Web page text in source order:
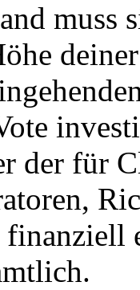
muss
der für